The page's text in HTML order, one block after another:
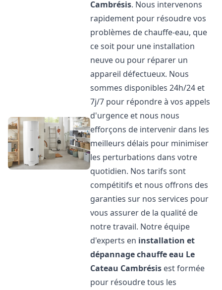
Cambrésis. Nous intervenons
rapidement pour résoudre vos
problèmes de chauffe-eau, que
ce soit pour une installation
neuve ou pour réparer un
appareil défectueux. Nous
sommes disponibles 24h/24 et
7j/7 pour répondre à vos appels
d'urgence et nous nous
efforçons de intervenir dans les
meilleurs délais pour minimiser
les perturbations dans votre
quotidien. Nos tarifs sont
compétitifs et nous offrons des
garanties sur nos services pour
vous assurer de la qualité de
notre travail. Notre équipe
d'experts en installation et
dépannage chauffe eau Le
Cateau Cambrésis est formée
pour résoudre tous les